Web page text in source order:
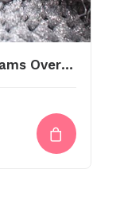
Big Labels 8x3cm Sweet Dreams Overdwars